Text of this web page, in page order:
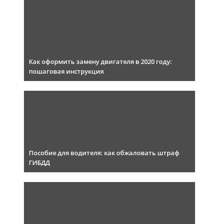
Как оформить замену двигателя в 2020 году:
пошаговая инструкция
Пособие для водителя: как обжаловать штраф
ГИБДД